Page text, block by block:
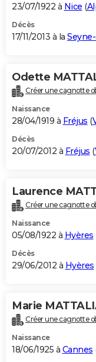
23/07/1922 à Nice (
Décès
17/11/2013 à la
Odette
Créer une cagnotte
Naissance
28/04/1919 à Fréjus (
Décès
20/07/2012 à Fréjus (
Laurence
Créer une cagnotte
Naissance
05/08/1922 à Hyères
Décès
29/06/2012 à Hyères
Marie
Créer une cagnotte
Naissance
18/06/1925 à Cannes